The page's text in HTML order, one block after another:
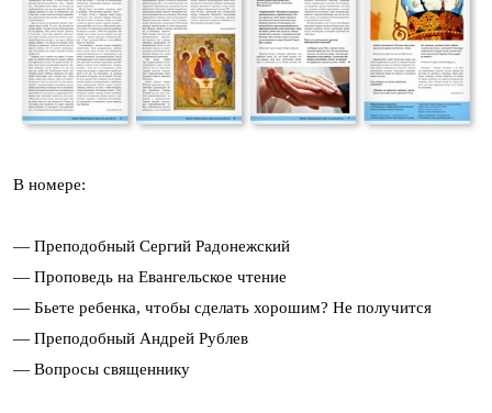
В номере:
— Преподобный Сергий Радонежский
— Проповедь на Евангельское чтение
— Бьете ребенка, чтобы сделать хорошим? Не получится
— Преподобный Андрей Рублев
— Вопросы священнику